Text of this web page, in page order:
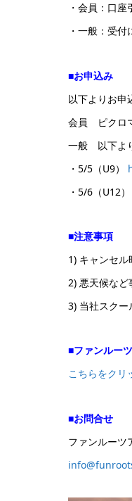
・会員：口
・一般：受
■お申込み
以下よりお申
会員 ピクロ
一般 以下よ
・5/5（U9）
・5/6（U12）
■注意事項
1) キャンセル
2) 悪天候など
3) 当社スクー
■ファンルー
こちらをクリ
■お問合せ
ファンルーツ